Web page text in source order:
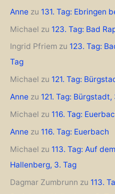
Anne zu 131. Tag: Ebringen
Michael zu 123. Tag: Bad
Ingrid Pfriem zu 123. Tag:
Tag
Michael zu 121. Tag:
Anne zu 121. Tag: Bürgstadt,
Michael zu 116. Tag:
Anne zu 116. Tag: Euerbach
Michael zu 113. Tag: Auf
Hallenberg, 3. Tag
Dagmar Zumbrunn zu 113.